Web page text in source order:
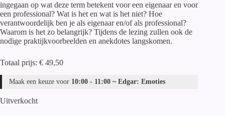
ingegaan op wat deze term betekent voor een eigenaar en voor
een professional? Wat is het en wat is het niet? Hoe
verantwoordelijk ben je als eigenaar en/of als professional?
Waarom is het zo belangrijk? Tijdens de lezing zullen ook de
nodige praktijkvoorbeelden en anekdotes langskomen.
Totaal prijs: € 49,50
Maak een keuze voor 10:00 - 11:00 ~ Edgar: Emoties
Uitverkocht